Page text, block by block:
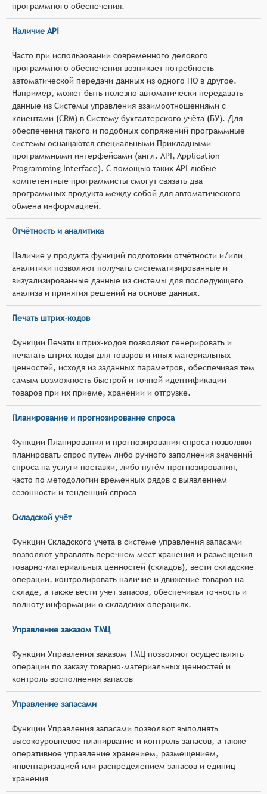
программного обеспечения.
Наличие API
Часто при использовании современного делового
программного обеспечения возникает потребность
автоматической передачи данных из одного ПО в другое.
Например, может быть полезно автоматически передавать
данные из Системы управления взаимоотношениями с
клиентами (CRM) в Систему бухгалтерского учёта (БУ). Для
обеспечения такого и подобных сопряжений программные
системы оснащаются специальными Прикладными
программными интерфейсами (англ. API, Application
Programming Interface). С помощью таких API любые
компетентные программисты смогут связать два
программных продукта между собой для автоматического
обмена информацией.
Отчётность и аналитика
Наличие у продукта функций подготовки отчётности и/или
аналитики позволяют получать систематизированные и
визуализированные данные из системы для последующего
анализа и принятия решений на основе данных.
Печать штрих-кодов
Функции Печати штрих-кодов позволяют генерировать и
печатать штрих-коды для товаров и иных материальных
ценностей, исходя из заданных параметров, обеспечивая тем
самым возможность быстрой и точной идентификации
товаров при их приёме, хранении и отгрузке.
Планирование и прогнозирование спроса
Функции Планирования и прогнозирования спроса позволяют
планировать спрос путём либо ручного заполнения значений
спроса на услуги поставки, либо путём прогнозирования,
часто по методологии временных рядов с выявлением
сезонности и тенденций спроса
Складской учёт
Функции Складского учёта в системе управления запасами
позволяют управлять перечнем мест хранения и размещения
товарно-материальных ценностей (складов), вести складские
операции, контролировать наличие и движение товаров на
складе, а также вести учёт запасов, обеспечивая точность и
полноту информации о складских операциях.
Управление заказом ТМЦ
Функции Управления заказом ТМЦ позволяют осуществлять
операции по заказу товарно-материальных ценностей и
контроль восполнения запасов
Управление запасами
Функции Управления запасами позволяют выполнять
высокоуровневое планирвание и контроль запасов, а также
оперативное управление хранением, размещением,
инвентаризацией или распределением запасов и единиц
хранения